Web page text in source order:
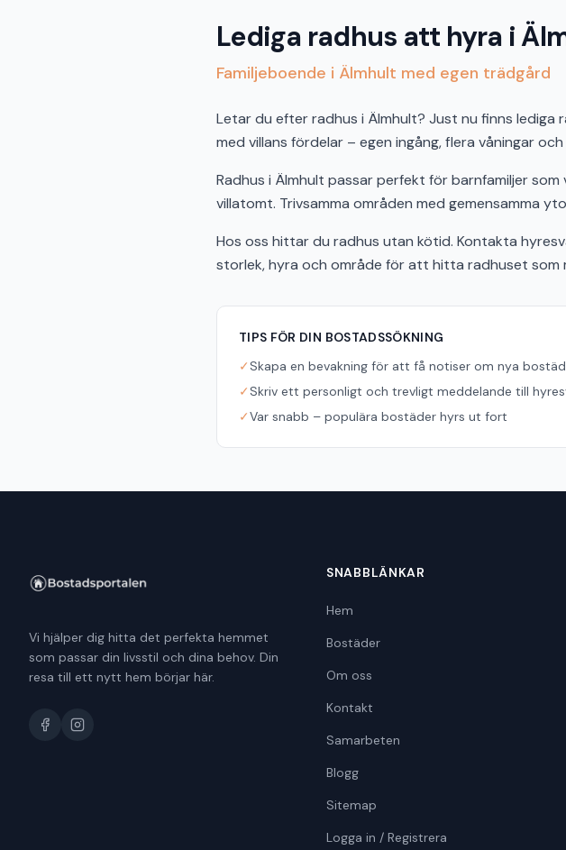
Lediga radhus att hyra i
Familjeboende i Älmhult med egen trädgård
Letar du efter radhus i Älmhult? Just nu finns lediga
med villans fördelar – egen ingång, flera våningar
Radhus i Älmhult passar perfekt för barnfamiljer
villatomt. Trivsamma områden med gemensamma
Hos oss hittar du radhus utan kötid. Kontakta
storlek, hyra och område för att hitta radhuset som
TIPS FÖR DIN BOSTADSSÖKNING
✓Skapa en bevakning för att få notiser om nya
✓Skriv ett personligt och trevligt meddelande till
✓Var snabb – populära bostäder hyrs ut fort
Vi hjälper dig hitta det perfekta hemmet
som passar din livsstil och dina behov. Din
resa till ett nytt hem börjar här.
SNABBLÄNKAR
Hem
Bostäder
Om oss
Kontakt
Samarbeten
Blogg
Sitemap
Logga in / Registrera